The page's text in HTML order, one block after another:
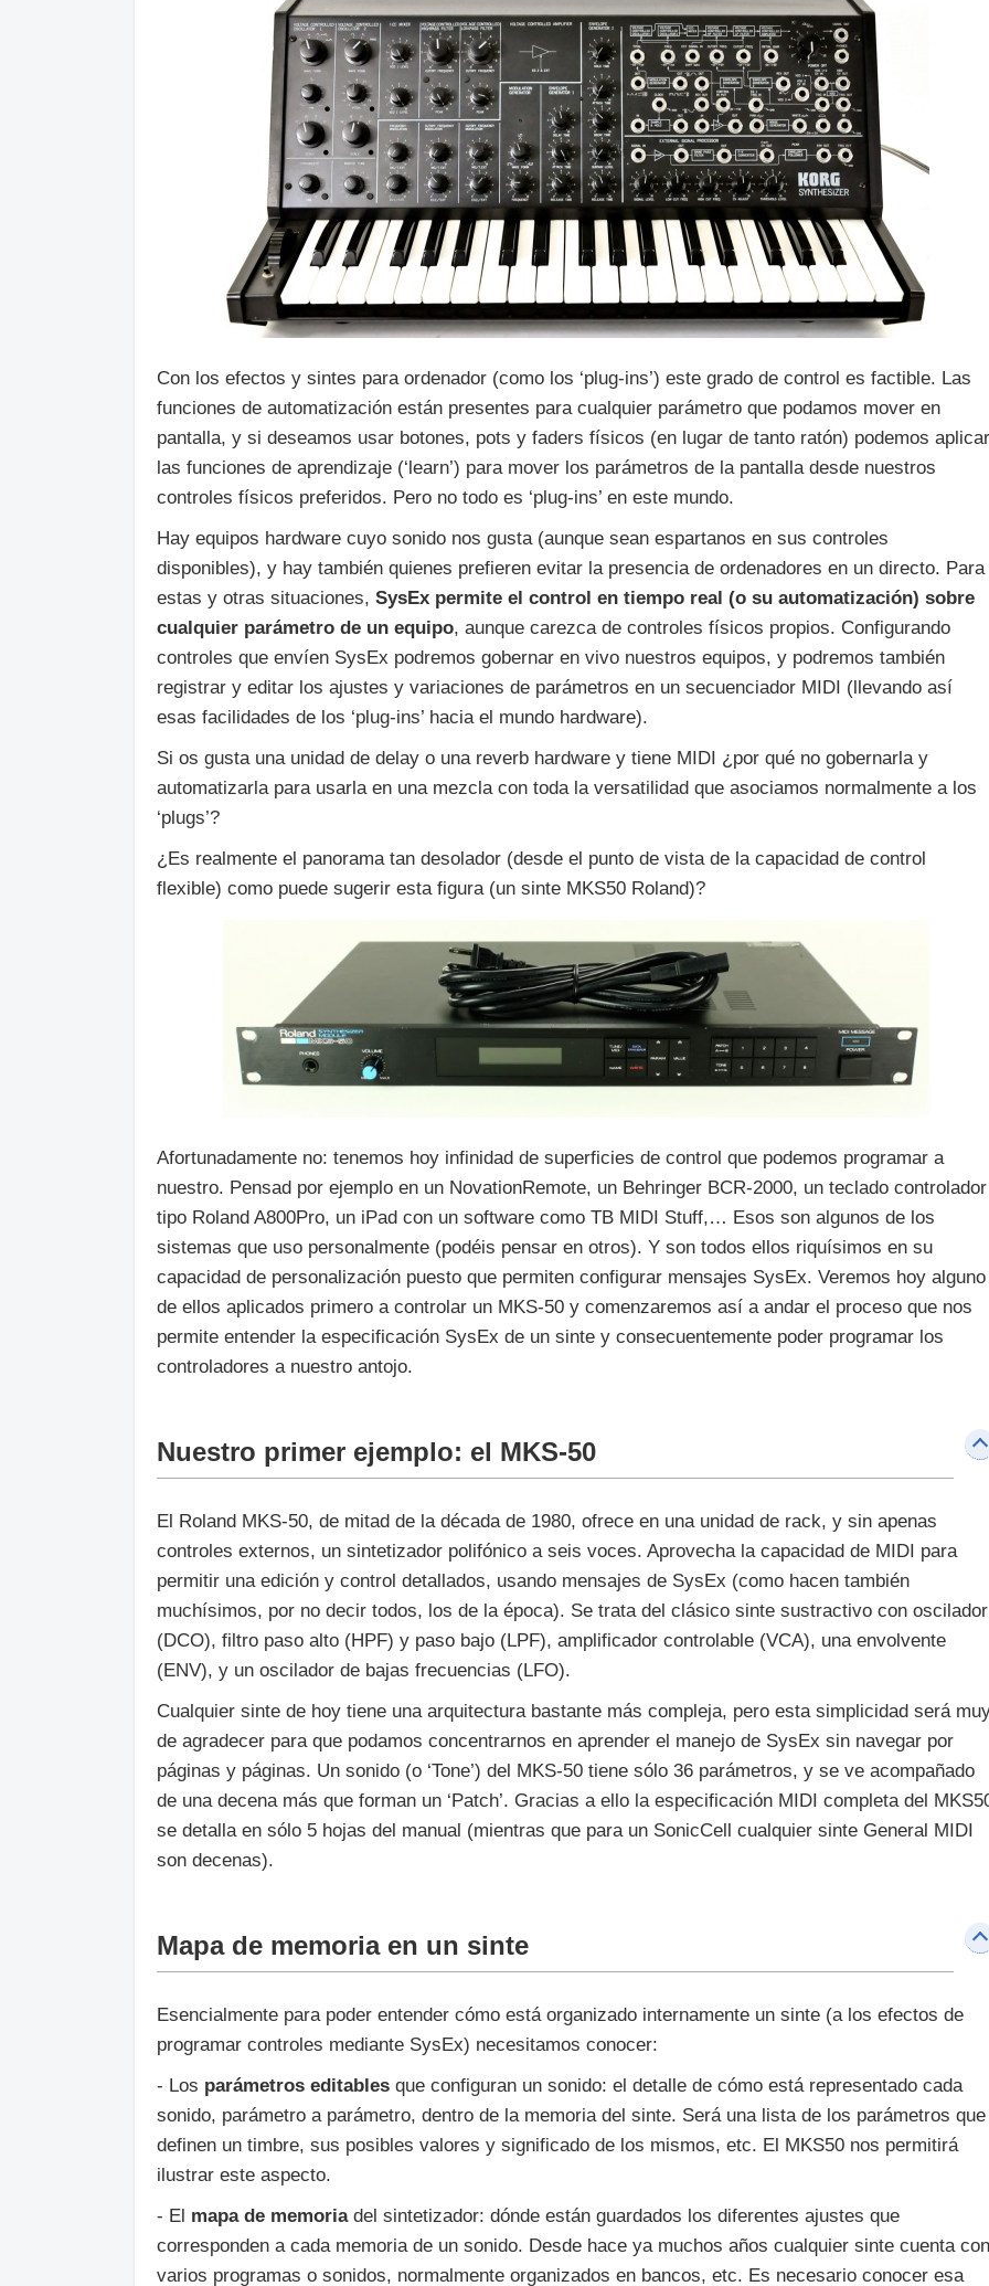
Con los efectos y sintes para ordenador (como los ‘plug-ins’) este grado de control es factible. Las
funciones de automatización están presentes para cualquier parámetro que podamos mover en
pantalla, y si deseamos usar botones, pots y faders físicos (en lugar de tanto ratón) podemos aplicar
las funciones de aprendizaje (‘learn’) para mover los parámetros de la pantalla desde nuestros
controles físicos preferidos. Pero no todo es ‘plug-ins’ en este mundo.
Hay equipos hardware cuyo sonido nos gusta (aunque sean espartanos en sus controles
disponibles), y hay también quienes prefieren evitar la presencia de ordenadores en un directo. Para
estas y otras situaciones, SysEx permite el control en tiempo real (o su automatización) sobre
cualquier parámetro de un equipo, aunque carezca de controles físicos propios. Configurando
controles que envíen SysEx podremos gobernar en vivo nuestros equipos, y podremos también
registrar y editar los ajustes y variaciones de parámetros en un secuenciador MIDI (llevando así
esas facilidades de los ‘plug-ins’ hacia el mundo hardware).
Si os gusta una unidad de delay o una reverb hardware y tiene MIDI ¿por qué no gobernarla y
automatizarla para usarla en una mezcla con toda la versatilidad que asociamos normalmente a los
‘plugs’?
¿Es realmente el panorama tan desolador (desde el punto de vista de la capacidad de control
flexible) como puede sugerir esta figura (un sinte MKS50 Roland)?
Afortunadamente no: tenemos hoy infinidad de superficies de control que podemos programar a
nuestro. Pensad por ejemplo en un NovationRemote, un Behringer BCR-2000, un teclado controlador
tipo Roland A800Pro, un iPad con un software como TB MIDI Stuff,… Esos son algunos de los
sistemas que uso personalmente (podéis pensar en otros). Y son todos ellos riquísimos en su
capacidad de personalización puesto que permiten configurar mensajes SysEx. Veremos hoy alguno
de ellos aplicados primero a controlar un MKS-50 y comenzaremos así a andar el proceso que nos
permite entender la especificación SysEx de un sinte y consecuentemente poder programar los
controladores a nuestro antojo.
Nuestro primer ejemplo: el MKS-50
El Roland MKS-50, de mitad de la década de 1980, ofrece en una unidad de rack, y sin apenas
controles externos, un sintetizador polifónico a seis voces. Aprovecha la capacidad de MIDI para
permitir una edición y control detallados, usando mensajes de SysEx (como hacen también
muchísimos, por no decir todos, los de la época). Se trata del clásico sinte sustractivo con oscilador
(DCO), filtro paso alto (HPF) y paso bajo (LPF), amplificador controlable (VCA), una envolvente
(ENV), y un oscilador de bajas frecuencias (LFO).
Cualquier sinte de hoy tiene una arquitectura bastante más compleja, pero esta simplicidad será
de agradecer para que podamos concentrarnos en aprender el manejo de SysEx sin navegar por
páginas y páginas. Un sonido (o ‘Tone’) del MKS-50 tiene sólo 36 parámetros, y se ve acompañado
de una decena más que forman un ‘Patch’. Gracias a ello la especificación MIDI completa del
se detalla en sólo 5 hojas del manual (mientras que para un SonicCell cualquier sinte General MIDI
son decenas).
Mapa de memoria en un sinte
Esencialmente para poder entender cómo está organizado internamente un sinte (a los efectos de
programar controles mediante SysEx) necesitamos conocer:
- Los parámetros editables que configuran un sonido: el detalle de cómo está representado cada
sonido, parámetro a parámetro, dentro de la memoria del sinte. Será una lista de los parámetros que
definen un timbre, sus posibles valores y significado de los mismos, etc. El MKS50 nos permitirá
ilustrar este aspecto.
- El mapa de memoriadel sintetizador: dónde están guardados los diferentes ajustes que
corresponden a cada memoria de un sonido. Desde hace ya muchos años cualquier sinte cuenta con
varios programas o sonidos, normalmente organizados en bancos, etc. Es necesario conocer esa